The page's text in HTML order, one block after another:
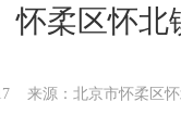
怀柔区怀北
来源：北京市怀柔区